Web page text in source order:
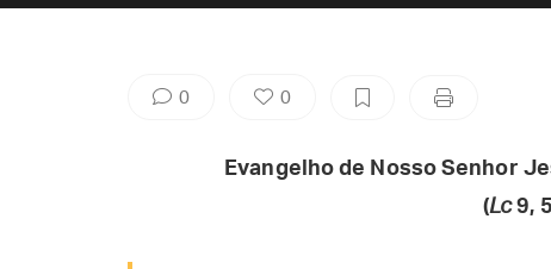
0 0
Evangelho de Nosso Senhor
(Lc9,